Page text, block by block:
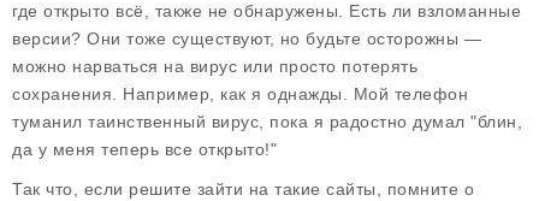
где открыто всё, также не обнаружены. Есть ли взломанные
версии? Они тоже существуют, но будьте осторожны —
можно нарваться на вирус или просто потерять
сохранения. Например, как я однажды. Мой телефон
туманил таинственный вирус, пока я радостно думал "блин,
да у меня теперь все открыто!"
Так что, если решите зайти на такие сайты, помните о